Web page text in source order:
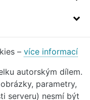
– více informací
autorským dílem.
parametry,
serveru) nesmí být